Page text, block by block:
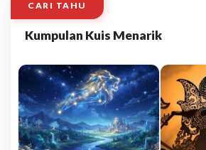
CARI TAHU
Kumpulan Kuis Menarik